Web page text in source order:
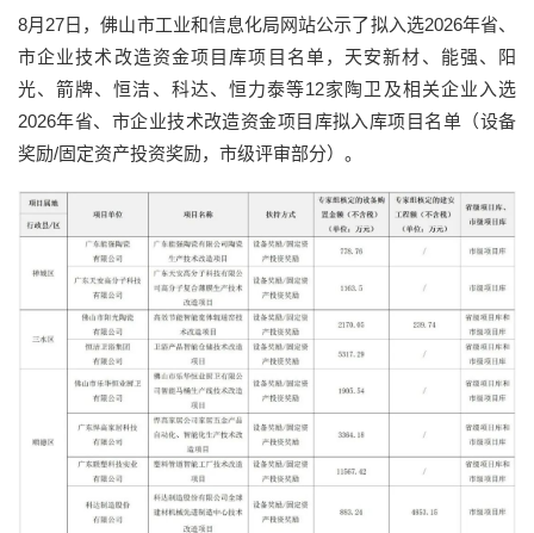
8月27日，佛山市工业和信息化局网站公示了拟入选2026年省、
市企业技术改造资金项目库项目名单，天安新材、能强、阳
光、箭牌、恒洁、科达、恒力泰等12家陶卫及相关企业入选
2026年省、市企业技术改造资金项目库拟入库项目名单（设备
奖励/固定资产投资奖励，市级评审部分）。